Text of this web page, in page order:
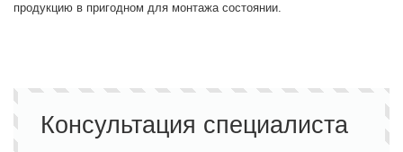
продукцию в пригодном для монтажа состоянии.
Консультация специалиста